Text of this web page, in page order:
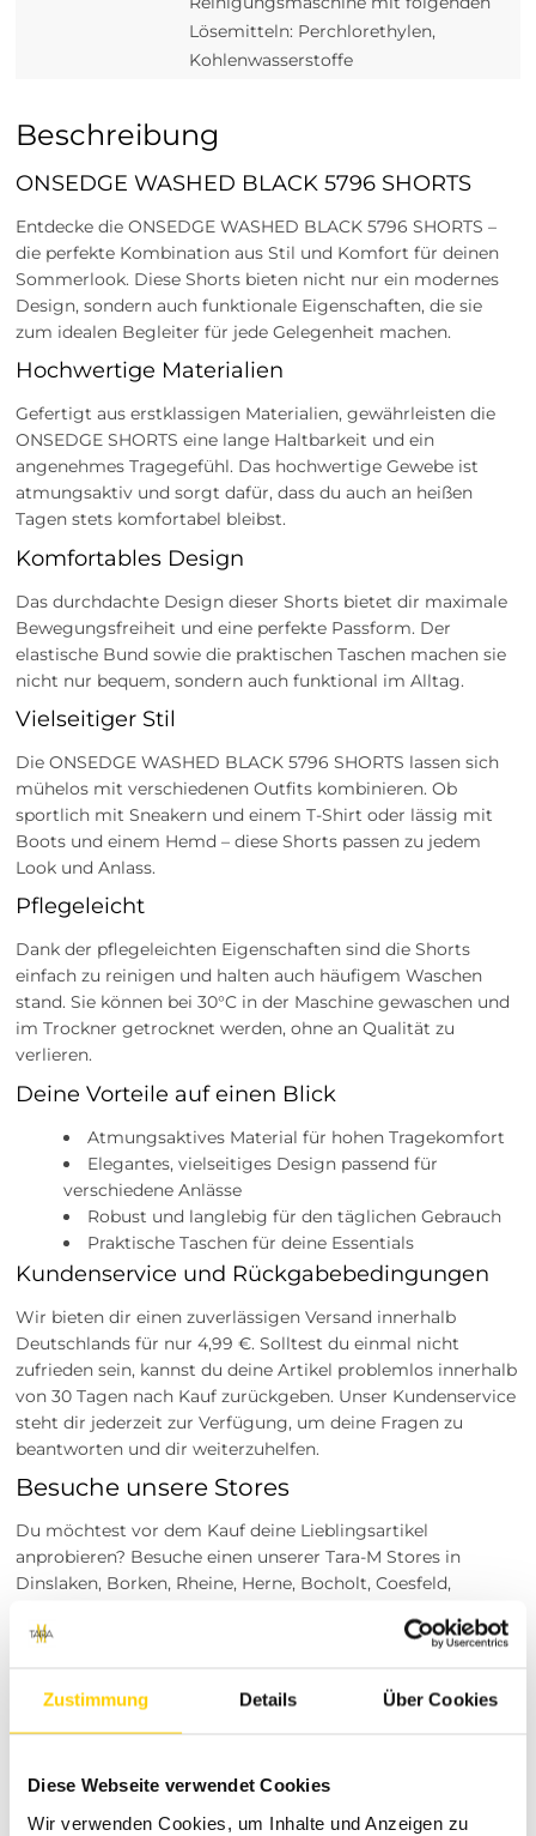
Zustimmung Details Über Cookies
Diese Webseite verwendet Cookies
Wir verwenden Cookies, um Inhalte und Anzeigen zu
Lösemitteln: Perchlorethylen,
Kohlenwasserstoffe
Beschreibung
ONSEDGE WASHED BLACK 5796 SHORTS
Entdecke die ONSEDGE WASHED BLACK 5796 SHORTS –
die perfekte Kombination aus Stil und Komfort für deinen
Sommerlook. Diese Shorts bieten nicht nur ein modernes
Design, sondern auch funktionale Eigenschaften, die sie
zum idealen Begleiter für jede Gelegenheit machen.
Hochwertige Materialien
Gefertigt aus erstklassigen Materialien, gewährleisten die
ONSEDGE SHORTS eine lange Haltbarkeit und ein
angenehmes Tragegefühl. Das hochwertige Gewebe ist
atmungsaktiv und sorgt dafür, dass du auch an heißen
Tagen stets komfortabel bleibst.
Komfortables Design
Das durchdachte Design dieser Shorts bietet dir maximale
Bewegungsfreiheit und eine perfekte Passform. Der
elastische Bund sowie die praktischen Taschen machen sie
nicht nur bequem, sondern auch funktional im Alltag.
Vielseitiger Stil
Die ONSEDGE WASHED BLACK 5796 SHORTS lassen sich
mühelos mit verschiedenen Outfits kombinieren. Ob
sportlich mit Sneakern und einem T-Shirt oder lässig mit
Boots und einem Hemd – diese Shorts passen zu jedem
Look und Anlass.
Pflegeleicht
Dank der pflegeleichten Eigenschaften sind die Shorts
einfach zu reinigen und halten auch häufigem Waschen
stand. Sie können bei 30°C in der Maschine gewaschen und
im Trockner getrocknet werden, ohne an Qualität zu
verlieren.
Deine Vorteile auf einen Blick
Atmungsaktives Material für hohen Tragekomfort
Elegantes, vielseitiges Design passend für
verschiedene Anlässe
Robust und langlebig für den täglichen Gebrauch
Praktische Taschen für deine Essentials
Kundenservice und Rückgabebedingungen
Wir bieten dir einen zuverlässigen Versand innerhalb
Deutschlands für nur 4,99 €. Solltest du einmal nicht
zufrieden sein, kannst du deine Artikel problemlos innerhalb
von 30 Tagen nach Kauf zurückgeben. Unser Kundenservice
steht dir jederzeit zur Verfügung, um deine Fragen zu
beantworten und dir weiterzuhelfen.
Besuche unsere Stores
Du möchtest vor dem Kauf deine Lieblingsartikel
anprobieren? Besuche einen unserer Tara-M Stores in
Dinslaken, Borken, Rheine, Herne, Bocholt, Coesfeld,
Modeexperten vor Ort beraten dich gerne!
Bei uns stehst du im Mittelpunkt. Wir bieten eine breite
Qualität und Kundenzufriedenheit möchten wir dir ein
Einkaufserlebnis bieten, das du schätzt und gerne